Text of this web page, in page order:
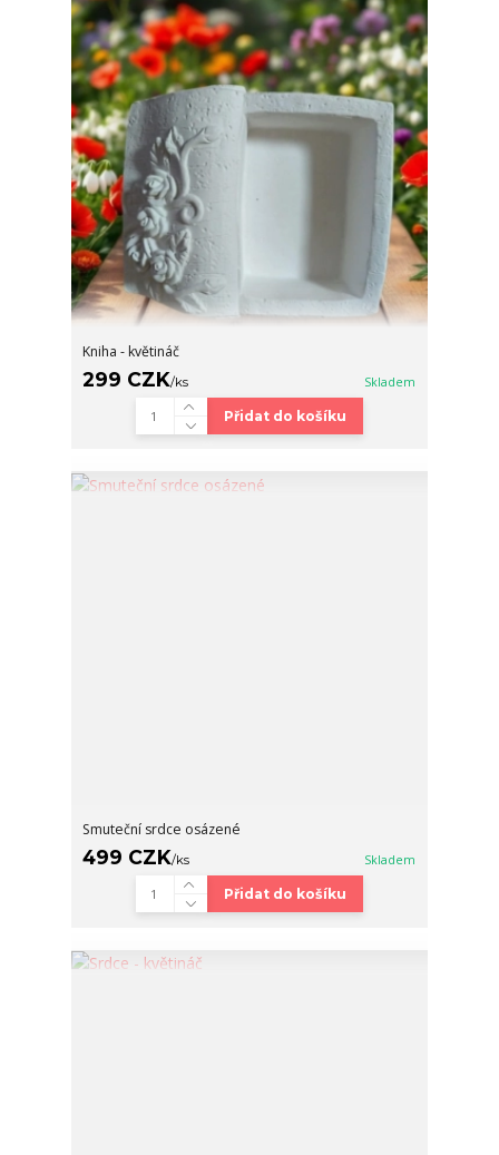
Kniha - květináč
299 CZK/ks Skladem
Přidat do košíku
Smuteční srdce osázené
499 CZK/ks Skladem
Přidat do košíku